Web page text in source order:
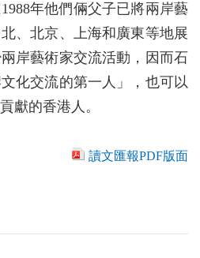
年他們倆父子已將兩岸藝
、北京、上海和廣東等地展
岸藝術家交流活動，因而石
化交流的第一人」，也可以
獻的香港人。
讀文匯報PDF版面